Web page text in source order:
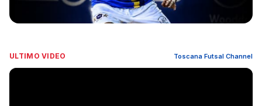
ULTIMO VIDEO Toscana Futsal Channel